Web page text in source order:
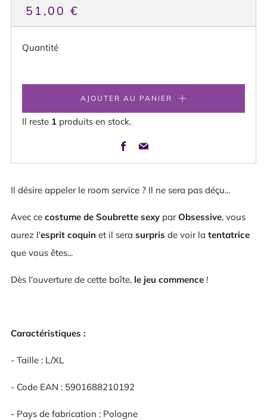
PRIX
HABITUEL
51,00 €
Quantité
AJOUTER AU PANIER
Il reste 1 produits en stock.
Facebook
Email
Il désire appeler le room service ? Il ne sera pas déçu...
Avec ce costume de Soubrette sexy parObsessive, vous
aurez l'esprit coquin et il sera surpris de voir la tentatrice
que vous êtes...
Dès l'ouverture de cette boîte, le jeu commence !
Caractéristiques :
- Taille : L/XL
- Code EAN : 5901688210192
- Pays de fabrication : Pologne